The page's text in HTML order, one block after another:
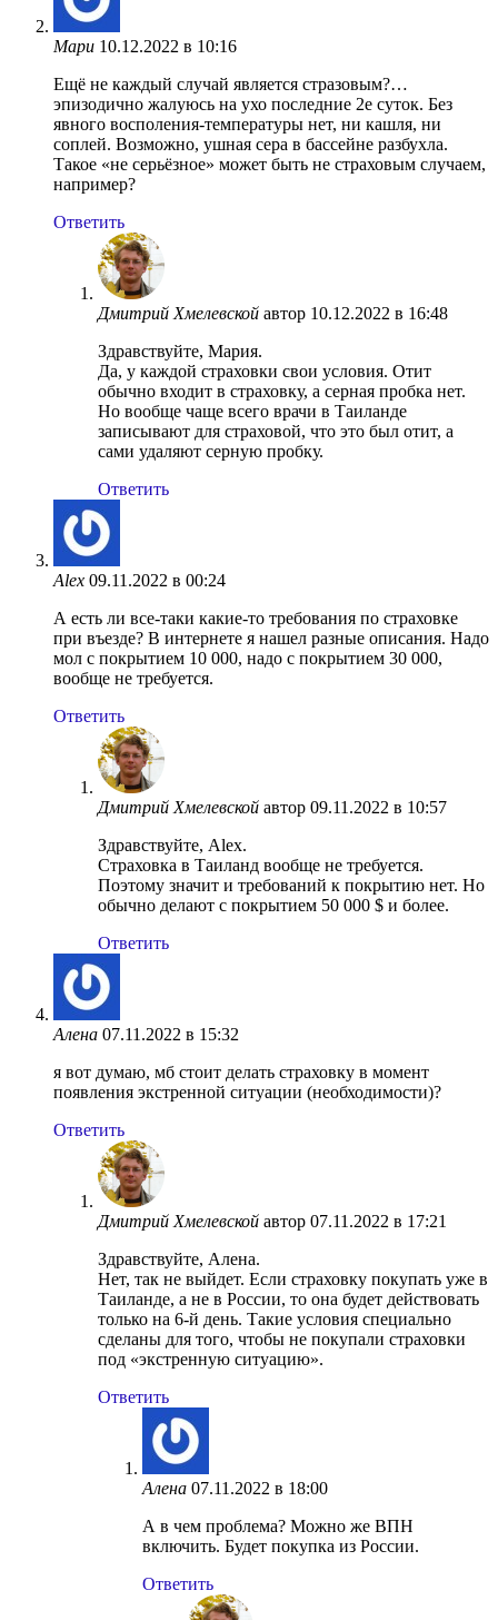
Мари 10.12.2022 в 10:16
Ещё не каждый случай является стразовым?…
эпизодично жалуюсь на ухо последние 2е суток. Без
явного восполения-температуры нет, ни кашля, ни
соплей. Возможно, ушная сера в бассейне разбухла.
Такое «не серьёзное» может быть не страховым случаем,
например?
Ответить
Дмитрий Хмелевской автор 10.12.2022 в 16:48
Здравствуйте, Мария.
Да, у каждой страховки свои условия. Отит
обычно входит в страховку, а серная пробка нет.
Но вообще чаще всего врачи в Таиланде
записывают для страховой, что это был отит, а
сами удаляют серную пробку.
Ответить
Alex 09.11.2022 в 00:24
А есть ли все-таки какие-то требования по страховке
при въезде? В интернете я нашел разные описания. Надо
мол с покрытием 10 000, надо с покрытием 30 000,
вообще не требуется.
Ответить
Дмитрий Хмелевской автор 09.11.2022 в 10:57
Здравствуйте, Alex.
Страховка в Таиланд вообще не требуется.
Поэтому значит и требований к покрытию нет. Но
обычно делают с покрытием 50 000 $ и более.
Ответить
Алена 07.11.2022 в 15:32
я вот думаю, мб стоит делать страховку в момент
появления экстренной ситуации (необходимости)?
Ответить
Дмитрий Хмелевской автор 07.11.2022 в 17:21
Здравствуйте, Алена.
Нет, так не выйдет. Если страховку покупать уже в
Таиланде, а не в России, то она будет действовать
только на 6-й день. Такие условия специально
сделаны для того, чтобы не покупали страховки
под «экстренную ситуацию».
Ответить
Алена 07.11.2022 в 18:00
А в чем проблема? Можно же ВПН
включить. Будет покупка из России.
Ответить